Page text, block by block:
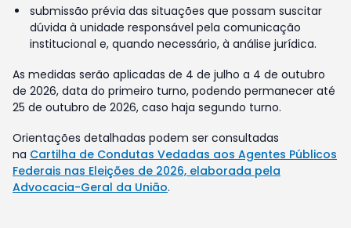
submissão prévia das situações que possam suscitar
dúvida à unidade responsável pela comunicação
institucional e, quando necessário, à análise jurídica.
As medidas serão aplicadas de 4 de julho a 4 de outubro
de 2026, data do primeiro turno, podendo permanecer até
25 de outubro de 2026, caso haja segundo turno.
Orientações detalhadas podem ser consultadas
na Cartilha de Condutas Vedadas aos Agentes Públicos
Federais nas Eleições de 2026, elaborada pela
Advocacia-Geral da União.